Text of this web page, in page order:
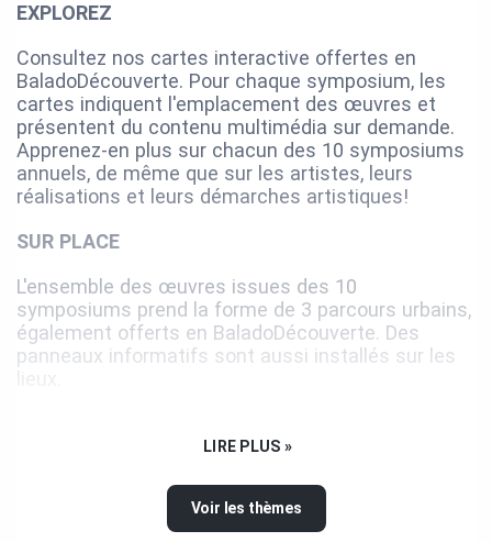
EXPLOREZ
Consultez nos cartes interactive offertes en
BaladoDécouverte. Pour chaque symposium, les
cartes indiquent l'emplacement des œuvres et
présentent du contenu multimédia sur demande.
Apprenez-en plus sur chacun des 10 symposiums
annuels, de même que sur les artistes, leurs
réalisations et leurs démarches artistiques!
SUR PLACE
L'ensemble des œuvres issues des 10
symposiums prend la forme de 3 parcours urbains,
également offerts en BaladoDécouverte. Des
panneaux informatifs sont aussi installés sur les
parcs urbains, aux sentiers pédestres et aux
pistes cyclables. Saint-Georges vous invite à
LIRE PLUS »
Voir les thèmes